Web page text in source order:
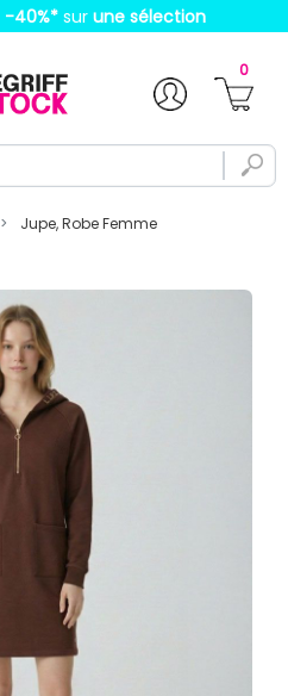
-40%* sur une sélection
0
Jupe, Robe Femme